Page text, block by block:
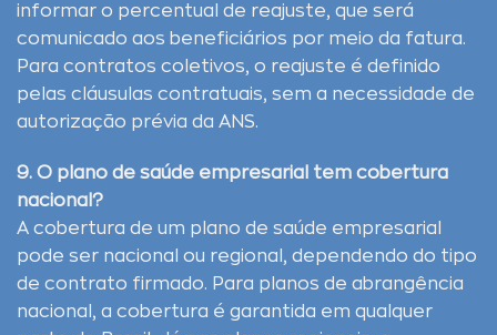
informar o percentual de reajuste, que será
comunicado aos beneficiários por meio da fatura.
Para contratos coletivos, o reajuste é definido
pelas cláusulas contratuais, sem a necessidade de
autorização prévia da ANS.
9. O plano de saúde empresarial tem cobertura
nacional?
A cobertura de um plano de saúde empresarial
pode ser nacional ou regional, dependendo do tipo
de contrato firmado. Para planos de abrangência
nacional, a cobertura é garantida em qualquer